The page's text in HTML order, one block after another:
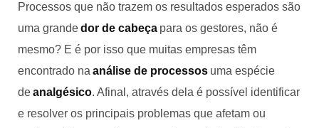
Processos que não trazem os resultados esperados são
uma grandedor de cabeça para os gestores, não é
mesmo? E é por isso que muitas empresas têm
encontrado naanálise de processos uma espécie
deanalgésico. Afinal, através dela é possível identificar
e resolver os principais problemas que afetam ou